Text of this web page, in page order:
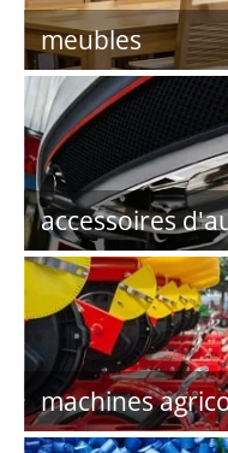
meubles
accessoires
machines